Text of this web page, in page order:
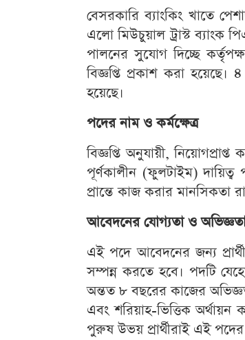
বেসরকারি ব্যাংকিং খাতে
এলো মিউচুয়াল ট্রাস্ট ব্যাংক
পালনের সুযোগ দিচ্ছে
বিজ্ঞপ্তি প্রকাশ করা
হয়েছে।
পদের নাম ও কর্মক্ষেত্র
বিজ্ঞপ্তি অনুযায়ী,
পূর্ণকালীন (ফুলটাইম) দায়িত্ব
প্রান্তে কাজ করার মানসিকতা
আবেদনের যোগ্যতা ও
এই পদে আবেদনের জন্য
সম্পন্ন করতে হবে। পদটি
অন্তত ৮ বছরের কাজের
এবং শরিয়াহ-ভিত্তিক অর্থায়ন
পুরুষ উভয় প্রার্থীরাই এই